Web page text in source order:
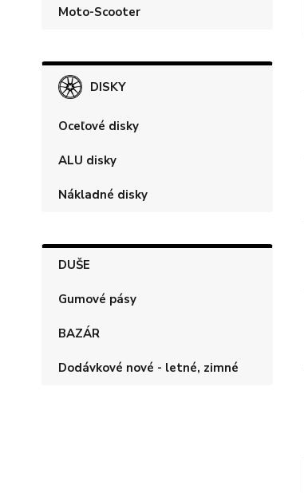
Moto-Scooter
DISKY
Oceľové disky
ALU disky
Nákladné disky
DUŠE
Gumové pásy
BAZÁR
Dodávkové nové - letné, zimné